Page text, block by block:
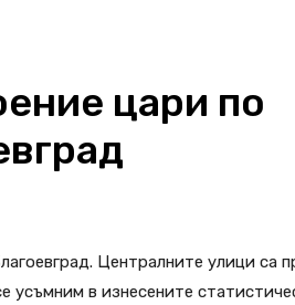
цари по
Централните улици са
усъмним в изнесените